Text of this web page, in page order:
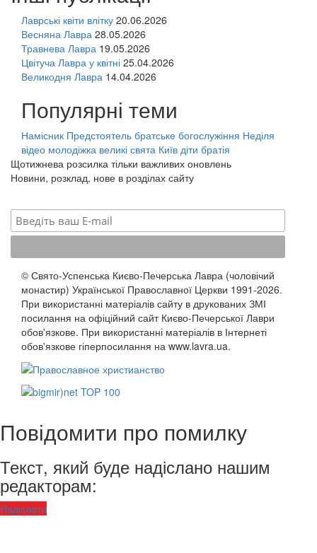
Лаврські квіти влітку 20.06.2026
Весняна Лавра 28.05.2026
Травнева Лавра 19.05.2026
Цвітуча Лавра у квітні 25.04.2026
Великодня Лавра 14.04.2026
Популярні теми
Намісник Предстоятель братське богослужіння Неділя
відео молодіжка великі свята Київ діти братія
Щотижнева розсилка тільки важливих оновлень
Новини, розклад, нове в розділах сайту
© Свято-Успенська Києво-Печерська Лавра (чоловічий
монастир) Української Православної Церкви 1991-2026.
При використанні матеріалів сайту в друкованих ЗМІ
посилання на офіційний сайт Києво-Печерської Лаври
обов'язкове. При використанні матеріалів в Інтернеті
обов'язкове гіперпосилання на www.lavra.ua.
Повідомити про помилку
Текст, який буде надіслано нашим
редакторам:
Надіслати